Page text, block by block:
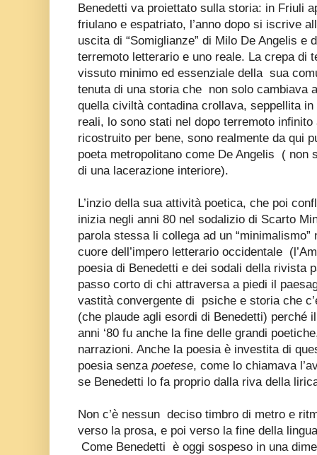
Benedetti va proiettato sulla storia: in Friuli
friulano e espatriato, l’anno dopo si iscrive
uscita di “Somiglianze” di Milo De Angelis e
terremoto letterario e uno reale. La crepa di
vissuto minimo ed essenziale della sua
tenuta di una storia che non solo cambiava
quella civiltà contadina crollava, seppellita
reali, lo sono stati nel dopo terremoto infinito
ricostruito per bene, sono realmente da qui
poeta metropolitano come De Angelis
( non
di una lacerazione interiore).
L’inzio della sua attività poetica, che poi
inizia negli anni 80 nel sodalizio di Scarto
parola stessa li collega ad un
cuore dell’impero letterario occidentale
poesia di Benedetti e dei sodali della rivista
passo corto di chi attraversa a piedi il
vastità convergente di
psiche e storia che
(che plaude agli esordi di Benedetti) perché
anni ‘80 fu anche la fine delle grandi
narrazioni. Anche la poesia è investita di
poesia senza poetese, come lo chiamava
se Benedetti lo fa proprio dalla riva della
Non c’è nessun deciso timbro di metro e
verso la prosa, e poi verso la fine della
Come Benedetti è oggi sospeso in una